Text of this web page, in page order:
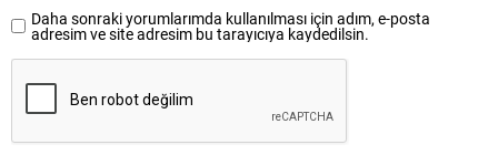
Daha sonraki yorumlarımda kullanılması için adım, e-posta
adresim ve site adresim bu tarayıcıya kaydedilsin.